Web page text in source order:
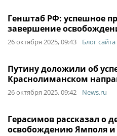
Генштаб РФ: успешное
завершение
26 октября 2025, 09:43 Блог
Путину доложили об
Краснолиманском
26 октября 2025, 09:42 News.ru
Герасимов рассказал о
освобождению Ямполя и